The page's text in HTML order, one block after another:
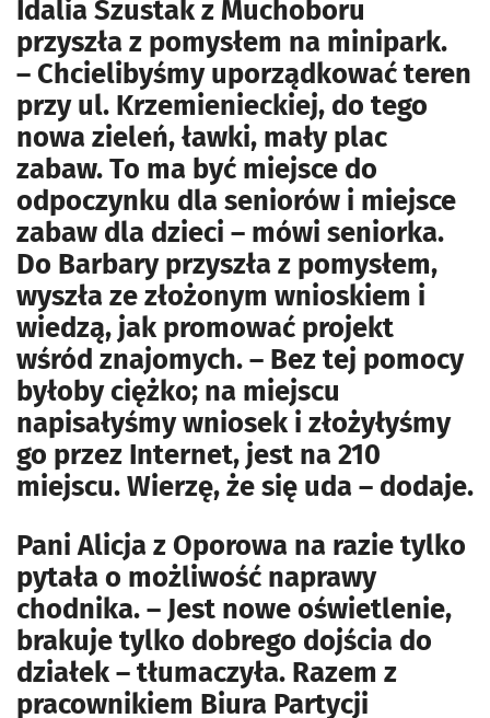
Idalia Szustak z Muchoboru
przyszła z pomysłem na minipark.
– Chcielibyśmy uporządkować teren
przy ul. Krzemienieckiej, do tego
nowa zieleń, ławki, mały plac
zabaw. To ma być miejsce do
odpoczynku dla seniorów i miejsce
zabaw dla dzieci – mówi seniorka.
Do Barbary przyszła z pomysłem,
wyszła ze złożonym wnioskiem i
wiedzą, jak promować projekt
wśród znajomych. – Bez tej pomocy
byłoby ciężko; na miejscu
napisałyśmy wniosek i złożyłyśmy
go przez Internet, jest na 210
miejscu. Wierzę, że się uda – dodaje.
Pani Alicja z Oporowa na razie tylko
pytała o możliwość naprawy
chodnika. – Jest nowe oświetlenie,
brakuje tylko dobrego dojścia do
działek – tłumaczyła. Razem z
pracownikiem Biura Partycji